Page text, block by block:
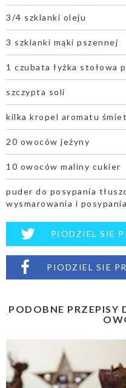
3/4 szklanki oleju
3 szklanki mąki pszennej
1 czubata łyżka stołowa
szczypta soli
kilka kropel aromatu
20 owoców jeżyny
10 owoców maliny cukier
puder do posypania
wysmarowania i
PIODZIEL SIE
PIODZIEL SIE
PODOBNE PRZEPISY